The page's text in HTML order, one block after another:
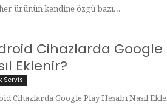
ürünün kendine özgü bazı...
Cihazlarda Google
Eklenir?
Servis
Cihazlarda Google Play Hesabı Nasıl